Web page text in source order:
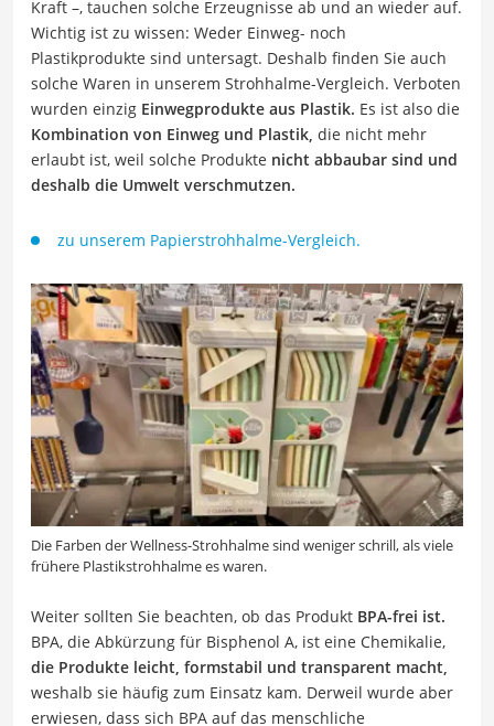
Kraft –, tauchen solche Erzeugnisse ab und an wieder auf.
Wichtig ist zu wissen: Weder Einweg- noch
Plastikprodukte sind untersagt. Deshalb finden Sie auch
solche Waren in unserem Strohhalme-Vergleich. Verboten
wurden einzig Einwegprodukte aus Plastik. Es ist also die
Kombination von Einweg und Plastik, die nicht mehr
erlaubt ist, weil solche Produkte nicht abbaubar sind und
deshalb die Umwelt verschmutzen.
zu unserem Papierstrohhalme-Vergleich.
Die Farben der Wellness-Strohhalme sind weniger schrill, als viele
frühere Plastikstrohhalme es waren.
Weiter sollten Sie beachten, ob das Produkt BPA-frei ist.
BPA, die Abkürzung für Bisphenol A, ist eine Chemikalie,
die Produkte leicht, formstabil und transparent macht,
weshalb sie häufig zum Einsatz kam. Derweil wurde aber
erwiesen, dass sich BPA auf das menschliche